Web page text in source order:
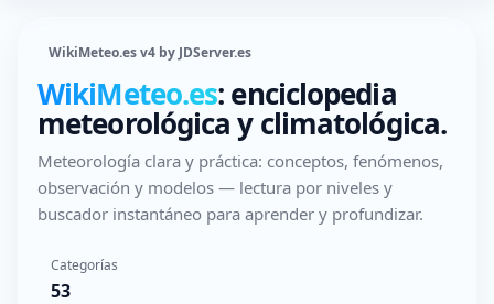
WikiMeteo.es v4 by JDServer.es
WikiMeteo.es: enciclopedia
meteorológica y climatológica.
Meteorología clara y práctica: conceptos, fenómenos,
observación y modelos — lectura por niveles y
buscador instantáneo para aprender y profundizar.
Categorías
53